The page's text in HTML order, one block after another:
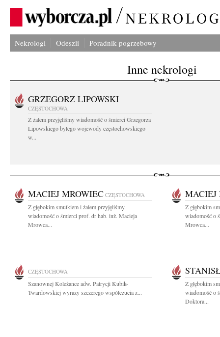
Nekrologi Odeszli Poradnik pogrzebowy
Inne nekrologi
GRZEGORZ LIPOWSKI
CZĘSTOCHOWA
Z żalem przyjęliśmy wiadomość o śmierci Grzegorza
Lipowskiego byłego wojewody częstochowskiego
w...
MACIEJ MROWIEC CZĘSTOCHOWA
Z głębokim smutkiem i żalem przyjęliśmy
wiadomość o śmierci prof. dr hab. inż. Macieja
Mrowca...
MACIEJ
Z głębokim
wiadomość o
Mrowca...
CZĘSTOCHOWA
Szanownej Koleżance adw. Patrycji Kubik-
Twardowskiej wyrazy szczerego współczucia z...
Z głębokim
wiadomość o
Doktora...